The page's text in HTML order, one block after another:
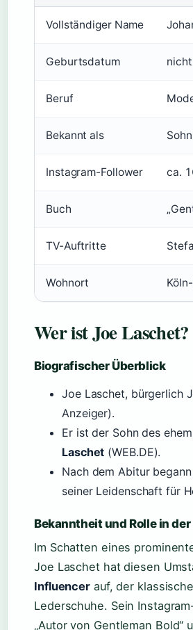
Vollständiger Name
Geburtsdatum
Beruf
Bekannt als
Instagram-Follower ca.
Buch
TV-Auftritte
Wohnort
Wer ist Joe Laschet?
Biografischer Überblick
Joe Laschet, bürgerlich
Anzeiger).
Er ist der Sohn des
Laschet (WEB.DE).
Nach dem Abitur
seiner Leidenschaft für
Bekanntheit und Rolle in
Im Schatten eines
Joe Laschet hat diesen
Influencer auf, der
Lederschuhe. Sein
„Autor von Gentleman Bold“